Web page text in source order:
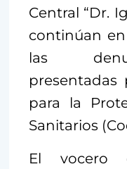
Central “Dr.
continúan
las
presentadas
para la
Sanitarios
El vocero